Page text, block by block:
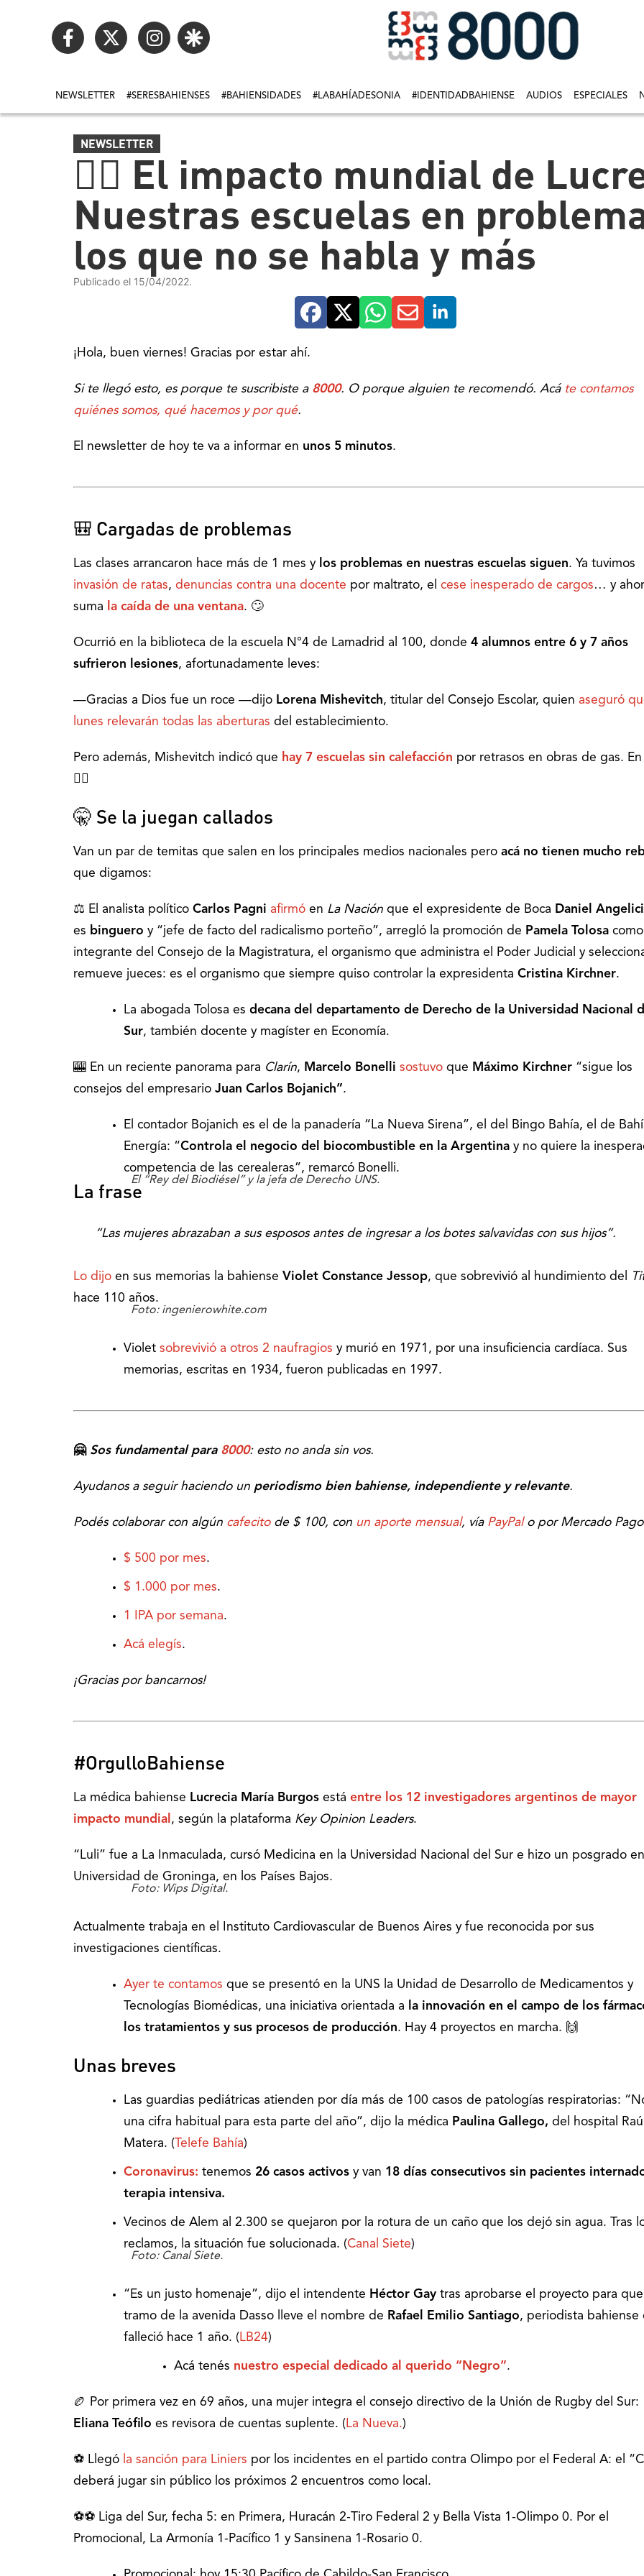
NEWSLETTER #SERESBAHIENSES #BAHIENSIDADES #LABAHÍADESONIA #IDENTIDADBAHIENSE AUDIOS ESPECIALES
NEWSLETTER
👩‍⚕️ El impacto mundial de
Nuestras escuelas en
los que no se habla y más
Publicado el 15/04/2022.
¡Hola, buen viernes! Gracias por estar ahí.
Si te llegó esto, es porque te suscribiste a 8000. O porque alguien te recomendó. Acá te contamos
quiénes somos, qué hacemos y por qué.
El newsletter de hoy te va a informar en unos 5 minutos.
🎒 Cargadas de problemas
Las clases arrancaron hace más de 1 mes y los problemas en nuestras escuelas siguen. Ya tuvimos
invasión de ratas, denuncias contra una docente por maltrato, el cese inesperado de cargos… y
suma
la caída de una ventana. 🙄
Ocurrió en la biblioteca de la escuela N°4 de Lamadrid al 100, donde 4 alumnos entre 6 y 7 años
sufrieron lesiones, afortunadamente leves:
—Gracias a Dios fue un roce —dijo Lorena Mishevitch, titular del Consejo Escolar, quien aseguró
lunes relevarán todas las aberturas del establecimiento.
Pero además, Mishevitch indicó que hay 7 escuelas sin calefacción por retrasos en obras de gas.
🤦‍♀️
🤫 Se la juegan callados
Van un par de temitas que salen en los principales medios nacionales pero acá no tienen mucho
que digamos:
⚖️ El analista político Carlos Pagni afirmó en La Nación que el expresidente de Boca Daniel Angelici
es binguero y “jefe de facto del radicalismo porteño”, arregló la promoción de Pamela Tolosa como
integrante del Consejo de la Magistratura, el organismo que administra el Poder Judicial y
remueve jueces: es el organismo que siempre quiso controlar la expresidenta Cristina Kirchner.
La abogada Tolosa es decana del departamento de Derecho de la Universidad Nacional
Sur, también docente y magíster en Economía.
🎰 En un reciente panorama para Clarín, Marcelo Bonelli sostuvo que Máximo Kirchner “sigue los
consejos del empresario Juan Carlos Bojanich”.
El contador Bojanich es el de la panadería “La Nueva Sirena”, el del Bingo Bahía, el de
Energía: “Controla el negocio del biocombustible en la Argentina y no quiere la
competencia de las cerealeras”, remarcó Bonelli.
El “Rey del Biodiésel” y la jefa de Derecho UNS.
La frase
“Las mujeres abrazaban a sus esposos antes de ingresar a los botes salvavidas con sus hijos”.
Lo dijo en sus memorias la bahiense Violet Constance Jessop, que sobrevivió al hundimiento del
hace 110 años.
Foto: ingenierowhite.com
Violet sobrevivió a otros 2 naufragios y murió en 1971, por una insuficiencia cardíaca. Sus
memorias, escritas en 1934, fueron publicadas en 1997.
🤗 Sos fundamental para 8000: esto no anda sin vos.
Ayudanos a seguir haciendo un periodismo bien bahiense, independiente y relevante.
Podés colaborar con algún cafecitode $ 100, con un aporte mensual, víaPayPalo por Mercado
$ 500 por mes.
$ 1.000 por mes.
1 IPA por semana.
Acá elegís.
¡Gracias por bancarnos!
#OrgulloBahiense
La médica bahiense Lucrecia María Burgos está entre los 12 investigadores argentinos de mayor
impacto mundial , según la plataforma Key Opinion Leaders.
“Luli” fue a La Inmaculada, cursó Medicina en la Universidad Nacional del Sur e hizo un posgrado
Universidad de Groninga, en los Países Bajos.
Foto: Wips Digital.
Actualmente trabaja en el Instituto Cardiovascular de Buenos Aires y fue reconocida por sus
investigaciones científicas.
Ayer te contamos que se presentó en la UNS la Unidad de Desarrollo de Medicamentos y
Tecnologías Biomédicas, una iniciativa orientada a
la innovación en el campo de los
los tratamientos y sus procesos de producción. Hay 4 proyectos en marcha. 🙌
Unas breves
Las guardias pediátricas atienden por día más de 100 casos de patologías respiratorias:
una cifra habitual para esta parte del año”, dijo la médica Paulina Gallego, del hospital
Matera. ( Telefe Bahía)
Coronavirus: tenemos 26 casos activos y van 18 días consecutivos sin pacientes
terapia intensiva.
Vecinos de Alem al 2.300 se quejaron por la rotura de un caño que los dejó sin agua. Tras
reclamos, la situación fue solucionada. (Canal Siete)
Foto: Canal Siete.
“Es un justo homenaje”, dijo el intendente Héctor Gay tras aprobarse el proyecto para
tramo de la avenida Dasso lleve el nombre de Rafael Emilio Santiago, periodista bahiense
falleció hace 1 año. ( LB24)
Acá tenés nuestro especial dedicado al querido “Negro”.
🏉 Por primera vez en 69 años, una mujer integra el consejo directivo de la Unión de Rugby del Sur:
Eliana Teófilo es revisora de cuentas suplente. ( La Nueva.)
⚽ Llegó la sanción para Liniers por los incidentes en el partido contra Olimpo por el Federal A: el
deberá jugar sin público los próximos 2 encuentros como local.
⚽⚽ Liga del Sur, fecha 5: en Primera, Huracán 2-Tiro Federal 2 y Bella Vista 1-Olimpo 0. Por el
Promocional, La Armonía 1-Pacífico 1 y Sansinena 1-Rosario 0.